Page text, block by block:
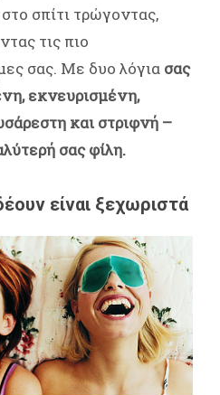
σπίτι τρώγοντας,
τις πιο
σας. Με δυο λόγια σας
εκνευρισμένη,
και στριφνή –
σας φίλη.
είναι ξεχωριστά